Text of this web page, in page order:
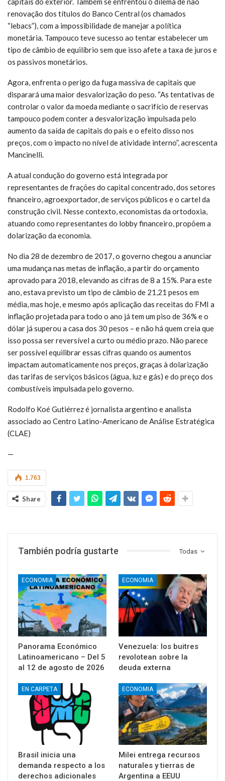
renovação dos títulos do Banco Central (os chamados
“lebacs”), com a impossibilidade de manejar a política
monetária. Tampouco teve sucesso ao tentar estabelecer um
tipo de câmbio de equilíbrio sem que isso afete a taxa de juros e
os passivos monetários.
Agora, enfrenta o perigo da fuga massiva de capitais que
disparará uma maior desvalorização do peso. “As tentativas de
controlar o valor da moeda mediante o sacrifício de reservas
tampouco podem conter a desvalorização impulsada pelo
aumento da saída de capitais do país e o efeito disso nos
preços, com o impacto no nível de atividade interno”, acrescenta
Mancinelli.
A atual condução do governo está integrada por
representantes de frações do capital concentrado, dos setores
financeiro, agroexportador, de serviços públicos e o cartel da
construção civil. Nesse contexto, economistas da ortodoxia,
atuando como representantes do lobby financeiro, propõem a
dolarização da economia.
No dia 28 de dezembro de 2017, o governo chegou a anunciar
uma mudança nas metas de inflação, a partir do orçamento
aprovado para 2018, elevando as cifras de 8 a 15%. Para este
ano, estava previsto um tipo de câmbio de 21,21 pesos em
média, mas hoje, e mesmo após aplicação das receitas do FMI a
inflação projetada para todo o ano já tem um piso de 36% e o
dólar já superou a casa dos 30 pesos – e não há quem creia que
isso possa ser reversível a curto ou médio prazo. Não parece
ser possível equilibrar essas cifras quando os aumentos
impactam automaticamente nos preços, graças à dolarização
das tarifas de serviços básicos (água, luz e gás) e do preço dos
combustíveis impulsada pelo governo.
Rodolfo Koé Gutiérrez é jornalista argentino e analista
associado ao Centro Latino-Americano de Análise Estratégica
(CLAE)
—
1.763
Share
Todas
También podría gustarte
ECONOMIA
Panorama Económico
Latinoamericano – Del 5
al 12 de agosto de 2026
ECONOMIA
Venezuela: los buitres
revolotean sobre la
deuda externa
EN CARPETA
Brasil inicia una
demanda respecto a los
derechos adicionales
ECONOMIA
Milei entrega recursos
naturales y tierras de
Argentina a EEUU